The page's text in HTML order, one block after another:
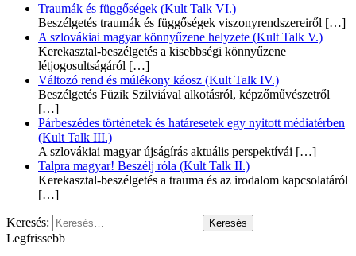
Traumák és függőségek (Kult Talk VI.)
Beszélgetés traumák és függőségek viszonyrendszereiről […]
A szlovákiai magyar könnyűzene helyzete (Kult Talk V.)
Kerekasztal-beszélgetés a kisebbségi könnyűzene
létjogosultságáról […]
Változó rend és múlékony káosz (Kult Talk IV.)
Beszélgetés Füzik Szilviával alkotásról, képzőművészetről
[…]
Párbeszédes történetek és határesetek egy nyitott médiatérben
(Kult Talk III.)
A szlovákiai magyar újságírás aktuális perspektívái […]
Talpra magyar! Beszélj róla (Kult Talk II.)
Kerekasztal-beszélgetés a trauma és az irodalom kapcsolatáról
[…]
Keresés:
Legfrissebb